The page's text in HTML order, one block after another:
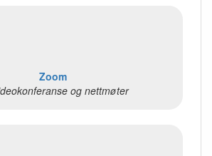
Zoom
og nettmøter